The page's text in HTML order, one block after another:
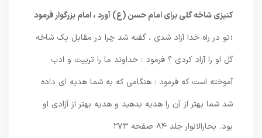
کنیزی شاخه گلی برای امام حسن (ع) آورد ، امام بزرگوار فرمود
:تو در راه خدا آزاد شدی ، گفته شد چرا در مقابل یک شاخه
گل او را آزاد کردی ؟ فرمود : خداوند ما را تربیت و ادب
آموخته است که فرمود : هنگامی که به شما هدیه ای داده
شد شما بهتر از آن را هدیه بدهید و هدیه بهتر از آزادی او
بود. بحارالانوار جلد ۸۴ صفحه ۲۷۳